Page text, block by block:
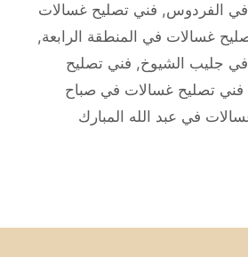
الفردوس, فني تصليح غسالات
غسالات في المنطقة الرابعة,
جليب الشيوخ, فني تصليح
فني تصليح غسالات في صباح
في عبد الله المبارك